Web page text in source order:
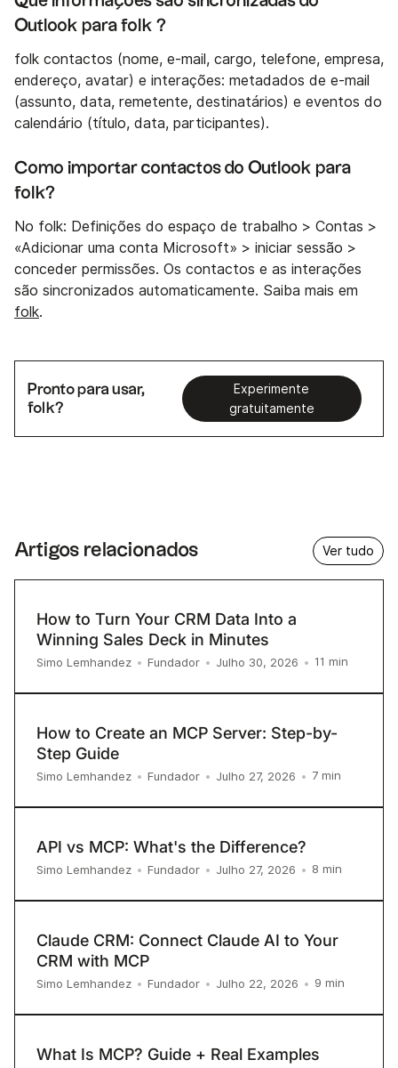
Outlook para folk ?
folk contactos (nome, e-mail, cargo, telefone, empresa,
endereço, avatar) e interações: metadados de e-mail
(assunto, data, remetente, destinatários) e eventos do
calendário (título, data, participantes).
Como importar contactos do Outlook para
folk?
No folk: Definições do espaço de trabalho > Contas >
«Adicionar uma conta Microsoft» > iniciar sessão >
conceder permissões. Os contactos e as interações
são sincronizados automaticamente. Saiba mais em
folk.
Pronto para usar,
folk?
Experimente
gratuitamente
Artigos relacionados Ver tudo
How to Turn Your CRM Data Into a
Winning Sales Deck in Minutes
Simo Lemhandez • Fundador • Julho 30, 2026 • 11 min
How to Create an MCP Server: Step-by-
Step Guide
Simo Lemhandez • Fundador • Julho 27, 2026 • 7 min
API vs MCP: What's the Difference?
Simo Lemhandez • Fundador • Julho 27, 2026 • 8 min
Claude CRM: Connect Claude AI to Your
CRM with MCP
Simo Lemhandez • Fundador • Julho 22, 2026 • 9 min
What Is MCP? Guide + Real Examples